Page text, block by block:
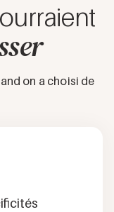
on a choisi de